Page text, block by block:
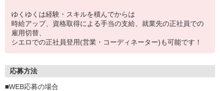
ゆくゆくは経験・スキルを積んでからは
時給アップ、資格取得による手当の支給、就業先の正社員での
雇用切替、
シエロでの正社員登用(営業・コーディネーター)も可能です！
応募方法
■WEB応募の場合